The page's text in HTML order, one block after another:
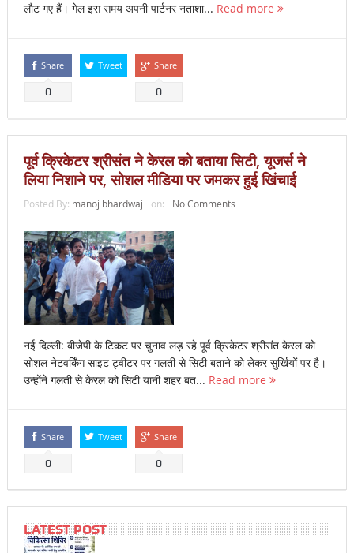
लौट गए हैं। गेल इस समय अपनी पार्टनर नताशा... Read more
Share
0
Tweet Share
0
पूर्व क्रिकेटर श्रीसंत ने केरल को बताया सिटी, यूजर्स ने
लिया निशाने पर, सोशल मीडिया पर जमकर हुई खिंचाई
Posted By: manoj bhardwaj on: No Comments
नई दिल्ली: बीजेपी के टिकट पर चुनाव लड़ रहे पूर्व क्रिकेटर श्रीसंत केरल को
सोशल नेटवर्किंग साइट ट्वीटर पर गलती से सिटी बताने को लेकर सुर्खियों पर है।
उन्होंने गलती से केरल को सिटी यानी शहर बत... Read more
Share
0
Tweet Share
0
LATEST POST